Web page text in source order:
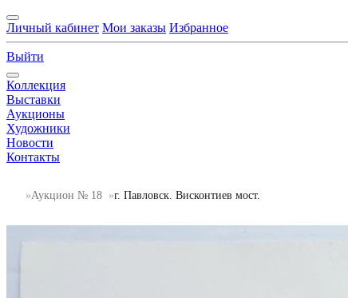
Личный кабинет Мои заказы Избранное
Выйти
Коллекция
Выставки
Аукционы
Художники
Новости
Контакты
Аукцион № 18 г. Павловск. Висконтиев мост.